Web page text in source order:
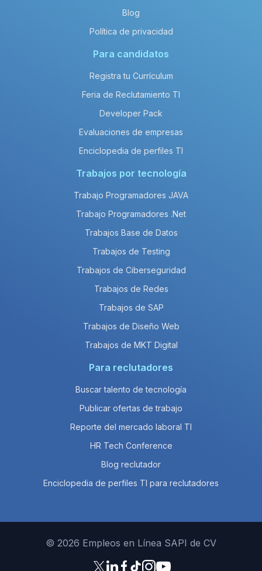
Blog
Política de privacidad
Para candidatos
Registra tu Currículum
Feria de Reclutamiento TI
Developer Pack
Evaluaciones de empresas
Enciclopedia de perfiles TI
Trabajos por tecnología
Trabajo Programadores JAVA
Trabajo Programadores .Net
Trabajos Base de Datos
Trabajos de Testing
Trabajos de Ciberseguridad
Trabajos de Redes
Trabajos de SAP
Trabajos de Diseño Web
Trabajos de MKT Digital
Para reclutadores
Buscar talento de tecnología
Publicar ofertas de trabajo
Reporte del mercado laboral TI
HR Tech Conference
Blog reclutador
Enciclopedia de perfiles TI para reclutadores
© 2026 Empleos en Línea SAPI de CV